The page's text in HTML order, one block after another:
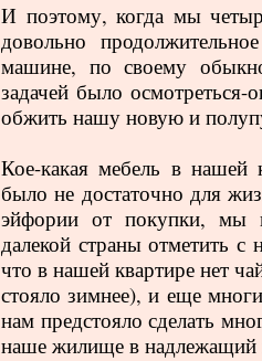
И поэтому, когда мы
довольно
машине, по своему
задачей было осмотреться-
обжить нашу новую и
Кое-какая мебель в
было не достаточно для
эйфории от покупки, мы
далекой страны отметить
что в нашей квартире нет
стояло зимнее), и еще
нам предстояло сделать
наше жилище в надлежащий